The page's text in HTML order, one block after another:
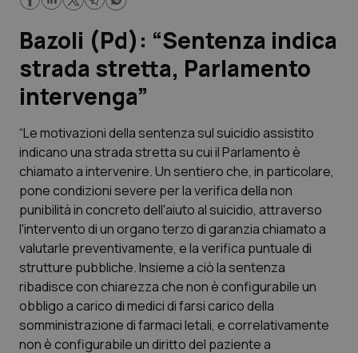
Governo e Parlamento
Regioni e Asl
Lavoro e Professioni
Scienza e Farmaci
Studi e Analisi
Lettere al direttore
Edizioni Regionali
QS Pro
Bazoli (Pd): “Sentenza indica
strada stretta, Parlamento
intervenga”
“Le motivazioni della sentenza sul suicidio assistito
indicano una strada stretta su cui il Parlamento è
chiamato a intervenire. Un sentiero che, in particolare,
pone condizioni severe per la verifica della non
punibilità in concreto dell'aiuto al suicidio, attraverso
l'intervento di un organo terzo di garanzia chiamato a
valutarle preventivamente, e la verifica puntuale di
strutture pubbliche. Insieme a ciò la sentenza
ribadisce con chiarezza che non è configurabile un
obbligo a carico di medici di farsi carico della
somministrazione di farmaci letali, e correlativamente
non è configurabile un diritto del paziente a